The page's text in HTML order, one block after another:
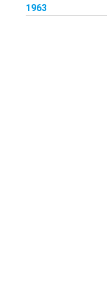
1963